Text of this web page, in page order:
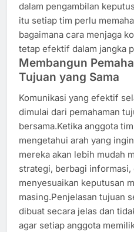
dalam pengambilan
itu setiap tim perlu
bagaimana cara menjaga
tetap efektif dalam jangka
Membangun
Tujuan yang Sama
Komunikasi yang efektif
dimulai dari pemahaman
bersama.Ketika anggota tim
mengetahui arah yang
mereka akan lebih mudah
strategi, berbagi informasi,
menyesuaikan keputusan
masing.Penjelasan tujuan
dibuat secara jelas dan
agar setiap anggota